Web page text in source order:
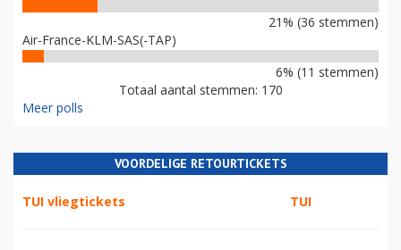
21% (36 stemmen)
Air-France-KLM-SAS(-TAP)
6% (11 stemmen)
Totaal aantal stemmen: 170
Meer polls
VOORDELIGE RETOURTICKETS
TUI vliegtickets TUI